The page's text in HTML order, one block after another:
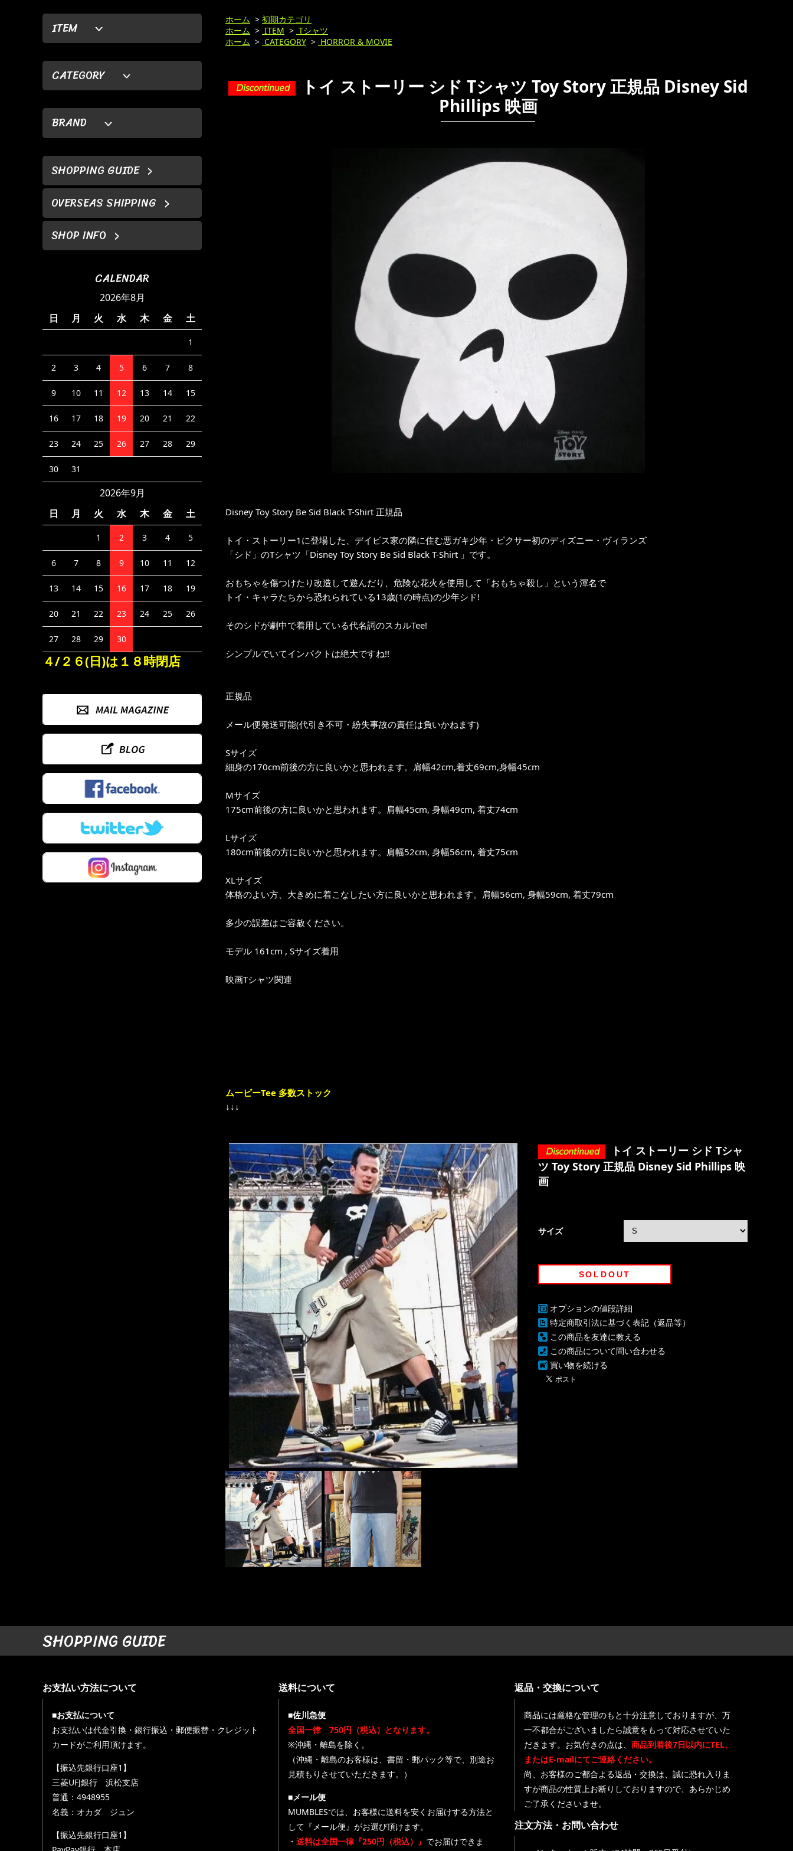
ITEM
CATEGORY
BRAND
SHOPPING GUIDE
OVERSEAS SHIPPING
SHOP INFO
CALENDAR
2026年8月
日
月 火 水 木 金 土
1
2 3 4 5 6 7 8
9 10 11 12 13 14 15
16 17 18 19 20 21 22
23 24 25 26 27 28 29
30 31
2026年9月
日
月 火 水 木 金 土
1 2 3 4 5
6 7 8 9 10 11 12
13 14 15 16 17 18 19
20 21 22 23 24 25 26
27 28 29 30
４/２６(日)は１８時閉店
ホーム > 初期カテゴリ
ホーム > ITEM > Tシャツ
ホーム > CATEGORY > HORROR & MOVIE
トイ ストーリー シド Tシャツ Toy Story 正規品 Disney Sid
Phillips 映画
Disney Toy Story Be Sid Black T-Shirt 正規品
トイ・ストーリー1に登場した、デイビス家の隣に住む悪ガキ少年・ピクサー初のディズニー・ヴィランズ
「シド」のTシャツ「Disney Toy Story Be Sid Black T-Shirt 」です。
おもちゃを傷つけたり改造して遊んだり、危険な花火を使用して「おもちゃ殺し」という渾名で
トイ・キャラたちから恐れられている13歳(1の時点)の少年シド!
そのシドが劇中で着用している代名詞のスカルTee!
シンプルでいてインパクトは絶大ですね!!
正規品
メール便発送可能(代引き不可・紛失事故の責任は負いかねます)
Sサイズ
細身の170cm前後の方に良いかと思われます。肩幅42cm,着丈69cm,身幅45cm
Mサイズ
175cm前後の方に良いかと思われます。肩幅45cm, 身幅49cm, 着丈74cm
Lサイズ
180cm前後の方に良いかと思われます。肩幅52cm, 身幅56cm, 着丈75cm
XLサイズ
体格のよい方、大きめに着こなしたい方に良いかと思われます。肩幅56cm, 身幅59cm, 着丈79cm
多少の誤差はご容赦ください。
モデル 161cm , Sサイズ着用
映画Tシャツ関連
ムービーTee 多数ストック
↓↓↓
トイ ストーリー シド Tシャ
ツ Toy Story 正規品 Disney Sid Phillips 映
画
サイズ
SOLDOUT
オプションの値段詳細
特定商取引法に基づく表記（返品等）
この商品を友達に教える
この商品について問い合わせる
買い物を続ける
SHOPPING GUIDE
お支払い方法について
■お支払について
お支払いは代金引換・銀行振込・郵便振替・クレジット
カードがご利用頂けます。
【振込先銀行口座1】
三菱UFJ銀行 浜松支店
普通：4948955
名義：オカダ ジュン
【振込先銀行口座1】
送料について
■佐川急便
全国一律 750円（税込）となります。
※沖縄・離島を除く。
（沖縄・離島のお客様は、書留・郵パック等で、別途お
見積もりさせていただきます。）
■メール便
MUMBLESでは、お客様に送料を安くお届けする方法と
して『メール便』がお選び頂けます。
・ 送料は全国一律『250円（税込）』 でお届けできま
返品・交換について
商品には厳格な管理のもと十分注意しておりますが、万
一不都合がございましたら誠意をもって対応させていた
だきます。お気付きの点は、 商品到着後7日以内にTEL、
またはE-mailにてご連絡ください。
尚、お客様のご都合よる返品・交換は、誠に恐れ入りま
すが商品の性質上お断りしておりますので、あらかじめ
ご了承くださいませ。
注文方法・お問い合わせ